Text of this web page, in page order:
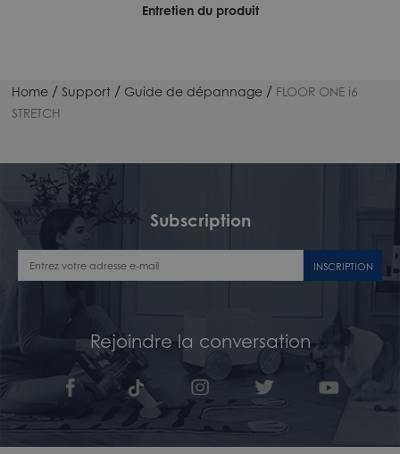
Entretien du produit
Home / Support / Guide de dépannage / FLOOR ONE i6
STRETCH
Subscription
INSCRIPTION
Rejoindre la conversation